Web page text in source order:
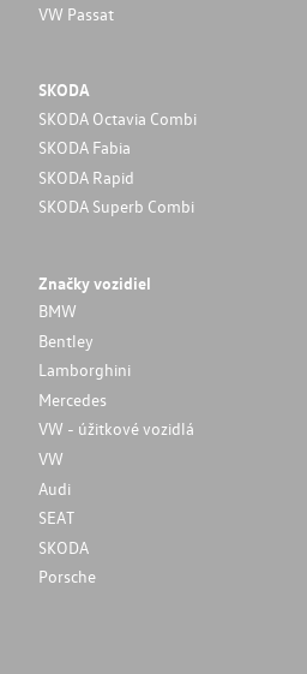
VW Passat
SKODA
SKODA Octavia Combi
SKODA Fabia
SKODA Rapid
SKODA Superb Combi
Značky vozidiel
BMW
Bentley
Lamborghini
Mercedes
VW - úžitkové vozidlá
VW
Audi
SEAT
SKODA
Porsche